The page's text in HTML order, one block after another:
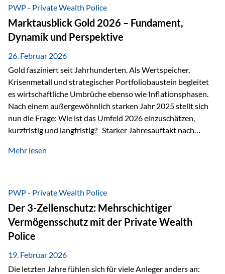
unbürokratisch übertragen, ohne ausschließlich auf ein
Testament angewiesen zu sein? Wenn klassische Lösungen
nicht ausreichen Traditionelle Nachlassregelungen stoßen
oft…
PWP - Private Wealth Police
Marktausblick Gold 2026 – Fundament,
Dynamik und Perspektive
26. Februar 2026
Gold fasziniert seit Jahrhunderten. Als Wertspeicher,
Krisenmetall und strategischer Portfoliobaustein begleitet
es wirtschaftliche Umbrüche ebenso wie Inflationsphasen.
Nach einem außergewöhnlich starken Jahr 2025 stellt sich
nun die Frage: Wie ist das Umfeld 2026 einzuschätzen,
kurzfristig und langfristig? Starker Jahresauftakt nach
Dynamik in das Jahr 2026 gestartet. Zwischen dem
Währungen: +11,5 % Bereits 2025 war ein außergewöhnlich
starkes Jahr: +64,4 % in USD Durchschnitt über alle
Währungen: +56,6 % Langfristig zeigt sich ebenfalls ein
solides…
Mehr lesen
PWP - Private Wealth Police
Der 3-Zellenschutz: Mehrschichtiger
Vermögensschutz mit der Private Wealth
Police
19. Februar 2026
Die letzten Jahre fühlen sich für viele Anleger anders an: